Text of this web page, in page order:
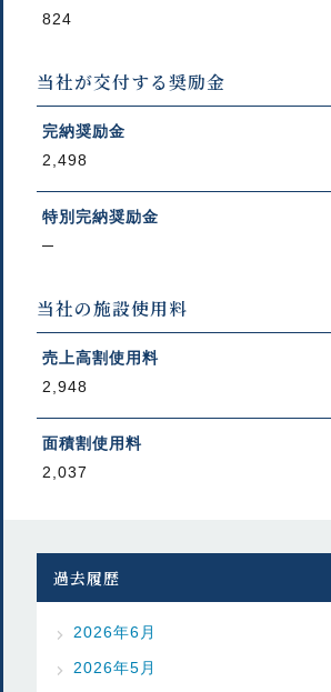
824
当社が交付する奨励金
完納奨励金
2,498
特別完納奨励金
─
当社の施設使用料
売上高割使用料
2,948
面積割使用料
2,037
過去履歴
2026年6月
2026年5月